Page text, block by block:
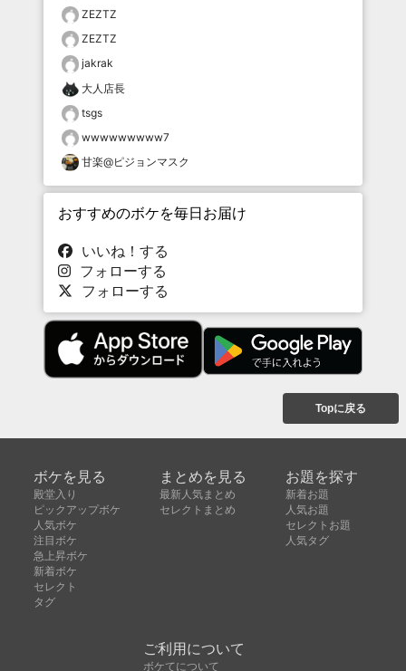
ZEZTZ
ZEZTZ
jakrak
大人店長
tsgs
wwwwwwwww7
甘楽@ピジョンマスク
おすすめのボケを毎日お届け
いいね！する
フォローする
フォローする
Topに戻る
ボケを見る
殿堂入り
ピックアップボケ
人気ボケ
注目ボケ
急上昇ボケ
新着ボケ
セレクト
タグ
まとめを見る
最新人気まとめ
セレクトまとめ
お題を探す
新着お題
人気お題
セレクトお題
人気タグ
ご利用について
ボケてについて